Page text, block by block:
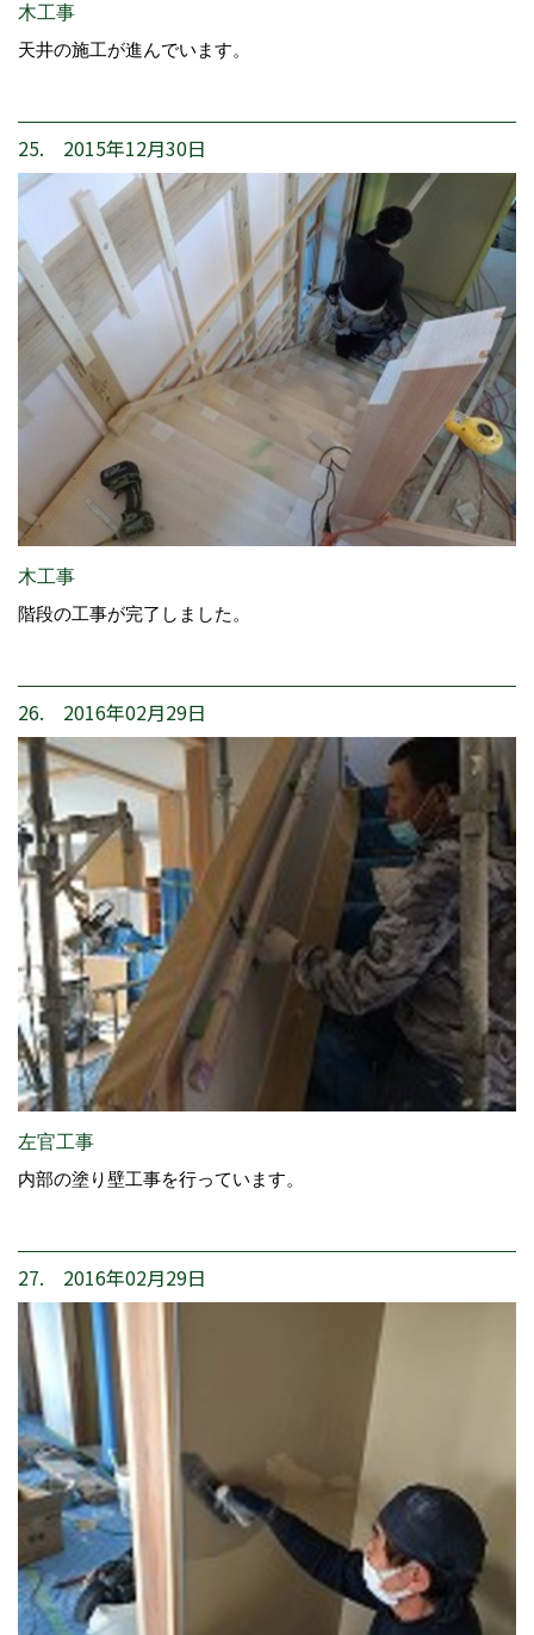
木工事
天井の施工が進んでいます。
25. 2015年12月30日
木工事
階段の工事が完了しました。
26. 2016年02月29日
左官工事
内部の塗り壁工事を行っています。
27. 2016年02月29日